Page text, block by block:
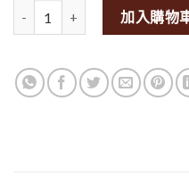
Mini Samosas (Set of 24) (V)
加入購物